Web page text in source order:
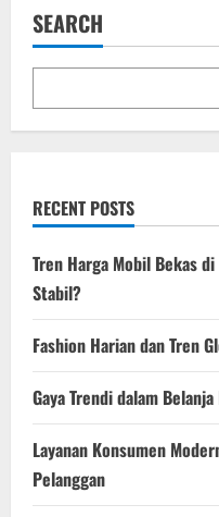
t
i
o
SEARCH
RECENT POSTS
Tren Harga Mobil Bekas
Stabil?
Fashion Harian dan Tren
Gaya Trendi dalam Belanja
Layanan Konsumen
Pelanggan